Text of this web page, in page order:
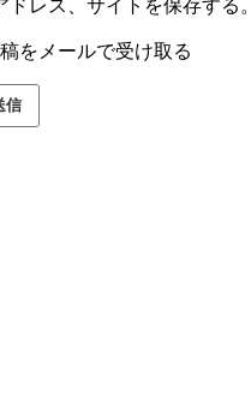
ドレス、サイトを保存する。
をメールで受け取る